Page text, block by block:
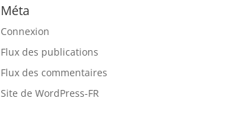
Méta
Connexion
Flux des publications
Flux des commentaires
Site de WordPress-FR